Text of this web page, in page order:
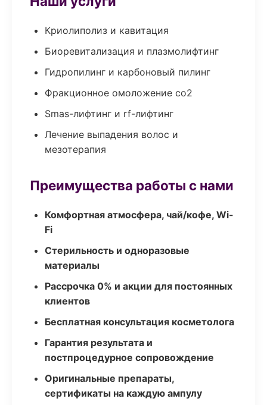
Криолиполиз и кавитация
Биоревитализация и плазмолифтинг
Гидропилинг и карбоновый пилинг
Фракционное омоложение co2
Smas-лифтинг и rf-лифтинг
Лечение выпадения волос и
мезотерапия
Преимущества работы с нами
Комфортная атмосфера, чай/кофе, Wi-
Fi
Стерильность и одноразовые
материалы
Рассрочка 0% и акции для постоянных
клиентов
Бесплатная консультация косметолога
Гарантия результата и
постпроцедурное сопровождение
Оригинальные препараты,
сертификаты на каждую ампулу